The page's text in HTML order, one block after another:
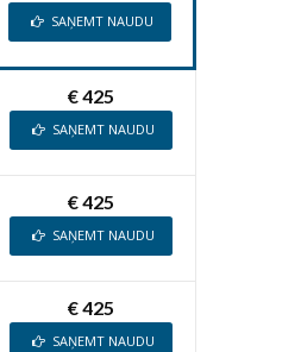
SAŅEMT NAUDU
€ 425
SAŅEMT NAUDU
€ 425
SAŅEMT NAUDU
€ 425
SAŅEMT NAUDU